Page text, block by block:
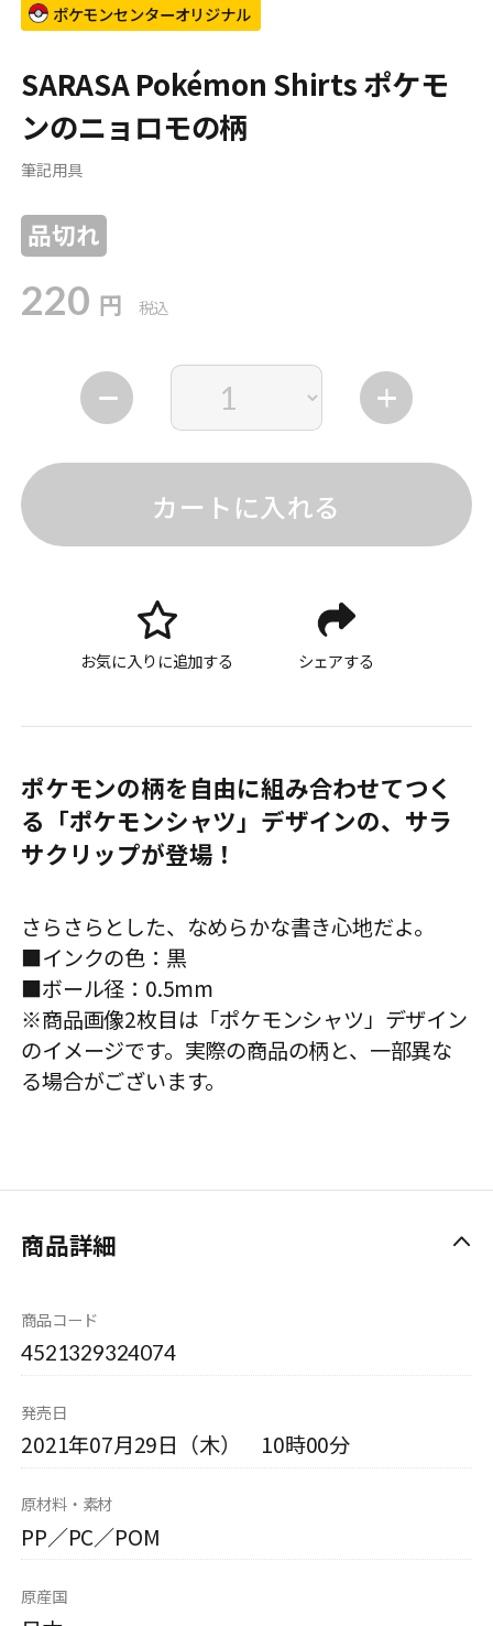
ポケモンセンターオリジナル
SARASA Pokémon Shirts ポケモ
ンのニョロモの柄
筆記用具
品切れ
220 円 税込
カートに入れる
お気に入りに追加する シェアする
ポケモンの柄を自由に組み合わせてつく
る「ポケモンシャツ」デザインの、サラ
サクリップが登場！
さらさらとした、なめらかな書き心地だよ。
■インクの色：黒
■ボール径：0.5mm
※商品画像2枚目は「ポケモンシャツ」デザイン
のイメージです。実際の商品の柄と、一部異な
る場合がございます。
商品詳細
商品コード
4521329324074
発売日
2021年07月29日（木） 10時00分
原材料・素材
PP／PC／POM
原産国